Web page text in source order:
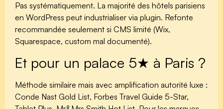
Pas systématiquement. La majorité des hôtels parisiens
en WordPress peut industrialiser via plugin. Refonte
recommandée seulement si CMS limité (Wix,
Squarespace, custom mal documenté).
Et pour un palace 5★ à Paris ?
Méthode similaire mais avec amplification autorité luxe :
Conde Nast Gold List, Forbes Travel Guide 5-Star,